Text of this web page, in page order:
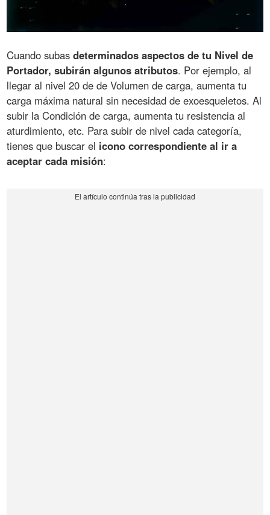
Cuando subasdeterminados aspectos de tu Nivel de
Portador, subirán algunos atributos. Por ejemplo, al
llegar al nivel 20 de de Volumen de carga, aumenta tu
carga máxima natural sin necesidad de exoesqueletos. Al
subir la Condición de carga, aumenta tu resistencia al
aturdimiento, etc. Para subir de nivel cada categoría,
tienes que buscar el icono correspondiente al ir a
aceptar cada misión: